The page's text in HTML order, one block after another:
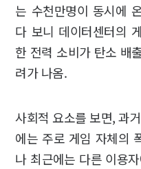
는 수천만명이 동시에
다 보니 데이터센터의
한 전력 소비가 탄소 배
려가 나옴.
사회적 요소를 보면, 과
에는 주로 게임 자체의
나 최근에는 다른 이용